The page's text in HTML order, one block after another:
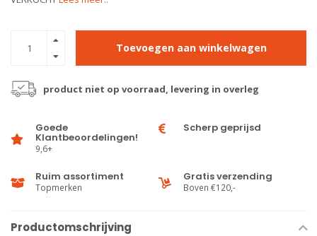
Toevoegen aan winkelwagen
product niet op voorraad, levering in overleg
Goede
Klantbeoordelingen!
9,6+
Scherp geprijsd
Ruim assortiment
Topmerken
Gratis verzending
Boven €120,-
Productomschrijving